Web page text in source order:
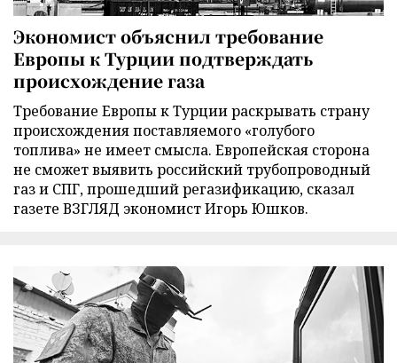
Экономист объяснил требование
Европы к Турции подтверждать
происхождение газа
Требование Европы к Турции раскрывать страну
происхождения поставляемого «голубого
топлива» не имеет смысла. Европейская сторона
не сможет выявить российский трубопроводный
газ и СПГ, прошедший регазификацию, сказал
газете ВЗГЛЯД экономист Игорь Юшков.